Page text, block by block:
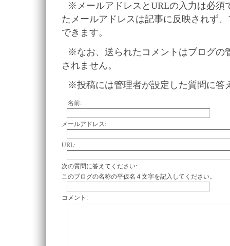
※メールアドレスとURLの入力は必須
たメールアドレスは記事に反映されず
できます。
※なお、送られたコメントはブログの
されません。
※投稿には管理者が設定した質問に答
名前:
メールアドレス:
URL:
次の質問に答えてください:
このブログの名称の平仮名４文字を記入してください。
コメント: